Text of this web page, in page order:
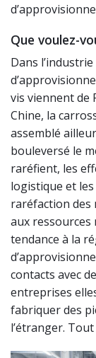
Que voulez-
Dans
vis viennent de
Chine, la
assemblé
bouleversé le
raréfient, les
logistique et
raréfaction des
aux
tendance à la
contacts avec
entreprises
fabriquer des
l’étranger.